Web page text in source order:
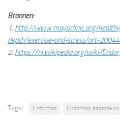
Bronnen:
1. http://www.mayoclinic.org/
depth/exercise-and-stress/art-
2. https://nl.wikipedia.org/wiki/
Tags: Endorfine Endorfine aanmaken